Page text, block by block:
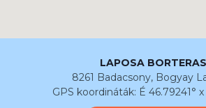
LAPOSA
8261 Badacsony, Bogyay
GPS koordináták: É 46.79241° x